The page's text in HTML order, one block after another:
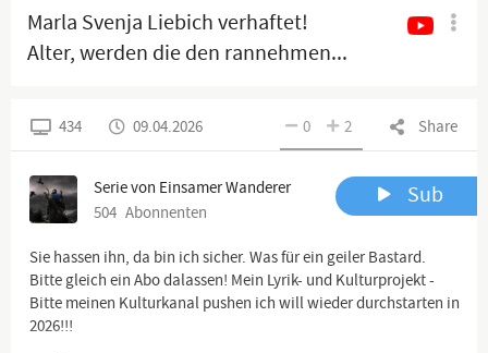
Marla Svenja Liebich verhaftet!
Alter, werden die den rannehmen...
Share
0 2
434 09.04.2026
Serie von Einsamer Wanderer
504 Abonnenten
Sub
Sie hassen ihn, da bin ich sicher. Was für ein geiler Bastard.
Bitte gleich ein Abo dalassen! Mein Lyrik- und Kulturprojekt -
Bitte meinen Kulturkanal pushen ich will wieder durchstarten in
2026!!!